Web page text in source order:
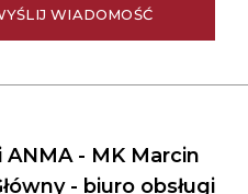
- MK Marcin
- biuro obsługi